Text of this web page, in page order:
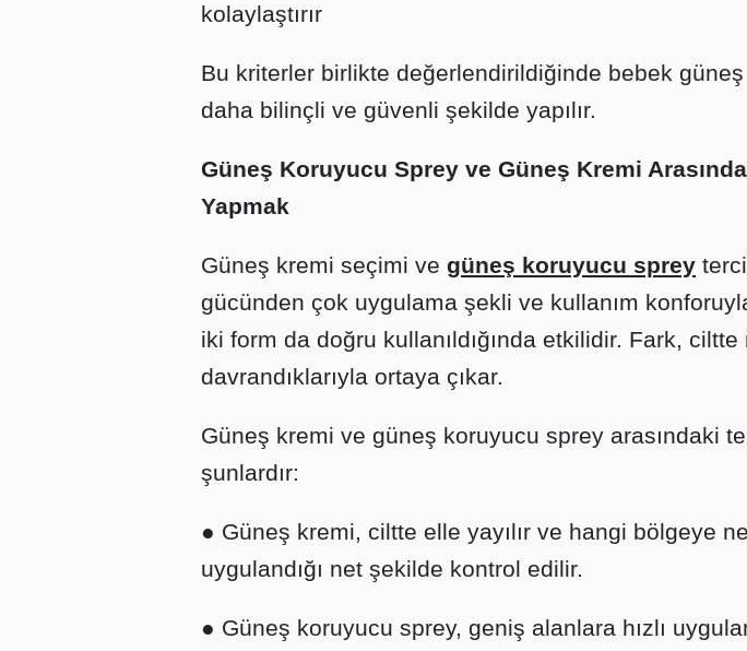
kolaylaştırır
Bu kriterler birlikte değerlendirildiğinde bebek
daha bilinçli ve güvenli şekilde yapılır.
Güneş Koruyucu Sprey ve Güneş Kremi
Yapmak
Güneş kremi seçimi ve güneş koruyucu sprey
gücünden çok uygulama şekli ve kullanım
iki form da doğru kullanıldığında etkilidir. Fark, ciltte
davrandıklarıyla ortaya çıkar.
Güneş kremi ve güneş koruyucu sprey arasındaki
şunlardır:
● Güneş kremi, ciltte elle yayılır ve hangi bölgeye
uygulandığı net şekilde kontrol edilir.
● Güneş koruyucu sprey, geniş alanlara hızlı